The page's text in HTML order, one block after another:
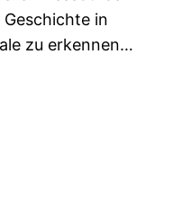
in
zu erkennen…